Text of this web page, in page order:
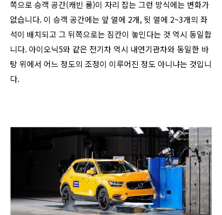
쪽으로 승객 공간(캐빈 룸)이 자리 잡는 그런 방식에는 변화가
없습니다. 이 승객 공간에는 앞 열에 2개, 뒷 열에 2~3개의 좌
석이 배치되고 그 뒤쪽으로는 짐칸이 놓인다는 것 역시 동일합
니다. 아이오닉5와 같은 전기차 역시 내연기관차와 동일한 바
탕 위에서 어느 정도의 조정이 이루어진 정도 아니냐는 것입니
다.